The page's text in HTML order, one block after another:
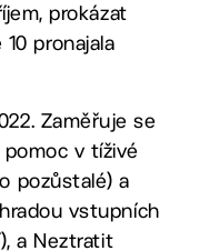
prokázat
pronajala
Zaměřuje se
v tíživé
pozůstalé) a
vstupních
a Neztratit